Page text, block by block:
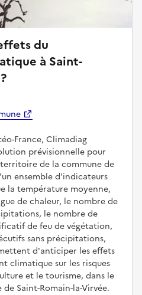
du
à Saint-
France, Climadiag
prévisionnelle pour
territoire de la commune de
ensemble d'indicateurs
la température moyenne,
de chaleur, le nombre de
le nombre de
de feu de végétation,
sans précipitations,
d'anticiper les effets
climatique sur les risques
et le tourisme, dans le
Saint-Romain-la-Virvée.